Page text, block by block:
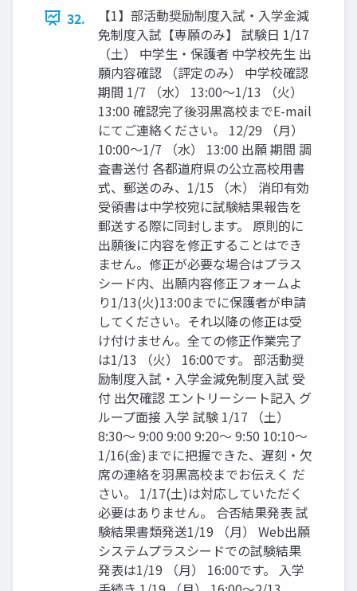
32.
【1】部活動奨励制度入試・入学金減
免制度入試【専願のみ】 試験日 1/17
（土） 中学生・保護者 中学校先生 出
願内容確認 （評定のみ） 中学校確認
期間 1/7 （水） 13:00〜1/13 （火）
13:00 確認完了後羽黒高校までE-mail
にてご連絡ください。 12/29 （月）
10:00〜1/7 （水） 13:00 出願 期間 調
査書送付 各都道府県の公立高校用書
式、郵送のみ、1/15 （木） 消印有効
受領書は中学校宛に試験結果報告を
郵送する際に同封します。 原則的に
出願後に内容を修正することはでき
ません。修正が必要な場合はプラス
シード内、出願内容修正フォームよ
り1/13(火)13:00までに保護者が申請
してください。それ以降の修正は受
け付けません。全ての修正作業完了
は1/13 （火） 16:00です。 部活動奨
励制度入試・入学金減免制度入試 受
付 出欠確認 エントリーシート記入 グ
ループ面接 入学 試験 1/17 （土）
8:30〜 9:00 9:00 9:20〜 9:50 10:10〜
1/16(金)までに把握できた、遅刻・欠
席の連絡を羽黒高校までお伝えく だ
さい。 1/17(土)は対応していただく
必要はありません。 合否結果発表 試
験結果書類発送1/19 （月） Web出願
システムプラスシードでの試験結果
発表は1/19 （月） 16:00です。 入学